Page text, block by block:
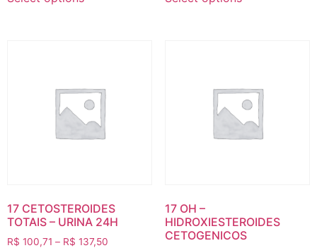
17 CETOSTEROIDES
TOTAIS – URINA 24H
R$ 100,71 – R$ 137,50
17 OH –
HIDROXIESTEROIDES
CETOGENICOS